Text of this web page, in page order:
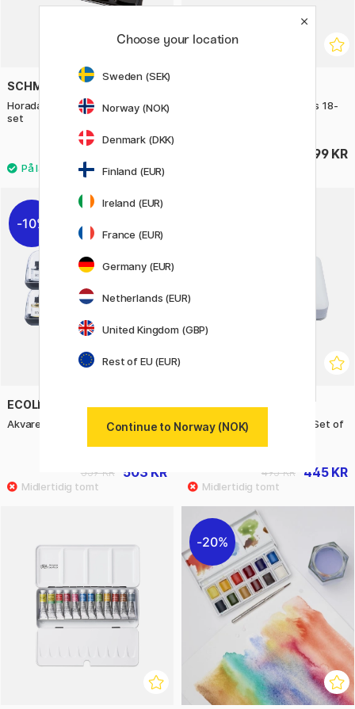
SCHMINCKE
Horadam Aquarell Tube 5ml 6-
set
Horadam Aquarell Full Pans 18-
1899 KR
10%
ECOLINE
Akvarellmaling Mixing 10-set
503 KR
559 KR
VAN GOGH
Pocket Box Water Color - Set of
445 KR
495 KR
20%
Choose your location
Sweden (SEK)
Norway (NOK)
Denmark (DKK)
Finland (EUR)
Ireland (EUR)
France (EUR)
Germany (EUR)
Netherlands (EUR)
United Kingdom (GBP)
Rest of EU (EUR)
Continue to Norway (NOK)